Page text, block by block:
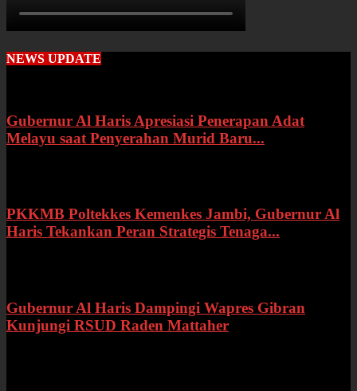
NEWS UPDATE
Gubernur Al Haris Apresiasi Penerapan Adat
Melayu saat Penyerahan Murid Baru...
PKKMB Poltekkes Kemenkes Jambi, Gubernur Al
Haris Tekankan Peran Strategis Tenaga...
Gubernur Al Haris Dampingi Wapres Gibran
Kunjungi RSUD Raden Mattaher